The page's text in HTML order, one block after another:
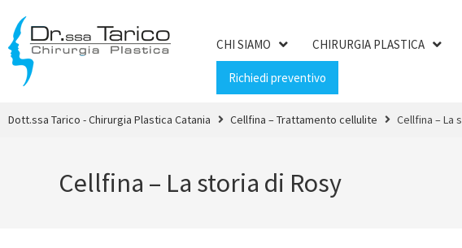
CHI SIAMO CHIRURGIA PLASTICA
Richiedi preventivo
Dott.ssa Tarico - Chirurgia Plastica Catania Cellfina – Trattamento cellulite Cellfina – La
Cellfina – La storia di Rosy